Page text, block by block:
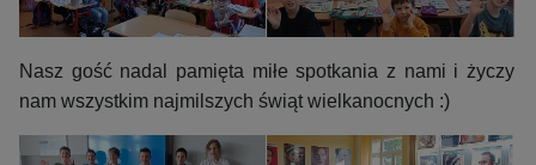
Nasz gość nadal pamięta miłe spotkania z nami i życzy
nam wszystkim najmilszych świąt wielkanocnych :)